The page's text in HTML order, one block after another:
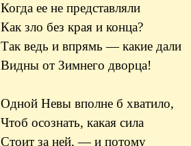
Когда ее не представляли
Как зло без края и конца?
Так ведь и впрямь — какие дали
Видны от Зимнего дворца!
Одной Невы вполне б хватило,
Чтоб осознать, какая сила
Стоит за ней, — и потому